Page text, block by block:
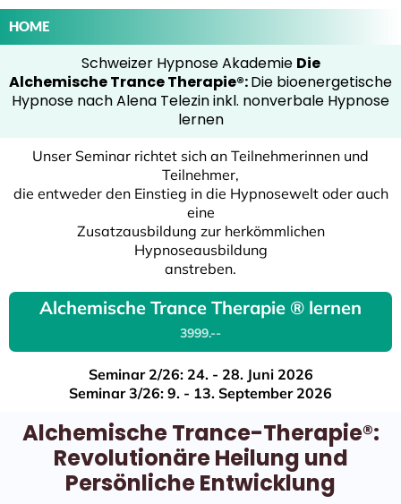
HOME
Schweizer Hypnose Akademie Die
Alchemische Trance Therapie®:Die bioenergetische
Hypnose nach Alena Telezin inkl. nonverbale Hypnose
lernen
Unser Seminar richtet sich an Teilnehmerinnen und
Teilnehmer,
die entweder den Einstieg in die Hypnosewelt oder auch
eine
Zusatzausbildung zur herkömmlichen
Hypnoseausbildung
anstreben.
Alchemische Trance Therapie ® lernen
3999.--
Seminar 2/26: 24. - 28. Juni 2026
Seminar 3/26: 9. - 13. September 2026
Alchemische Trance-Therapie®:
Revolutionäre Heilung und
Persönliche Entwicklung